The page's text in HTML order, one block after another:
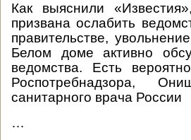
Как выяснили
призвана ослабить
правительстве,
Белом доме активно
ведомства. Есть
Роспотребнадзора,
санитарного врача России
…